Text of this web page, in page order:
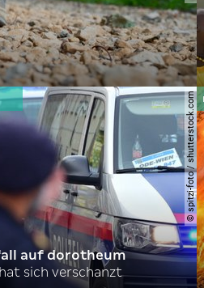
© spitzi-foto / shutterstock.com
auf dorotheum
sich verschanzt